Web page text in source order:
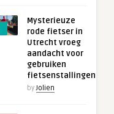
Mysterieuze
rode fietser in
Utrecht vroeg
aandacht voor
gebruiken
fietsenstallingen
byJolien